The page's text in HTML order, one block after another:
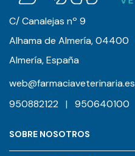
C/ Canalejas nº 9
Alhama de Almería, 04400
Almería, España
web@farmaciaveterinaria.es
950882122
| 950640100
SOBRE NOSOTROS